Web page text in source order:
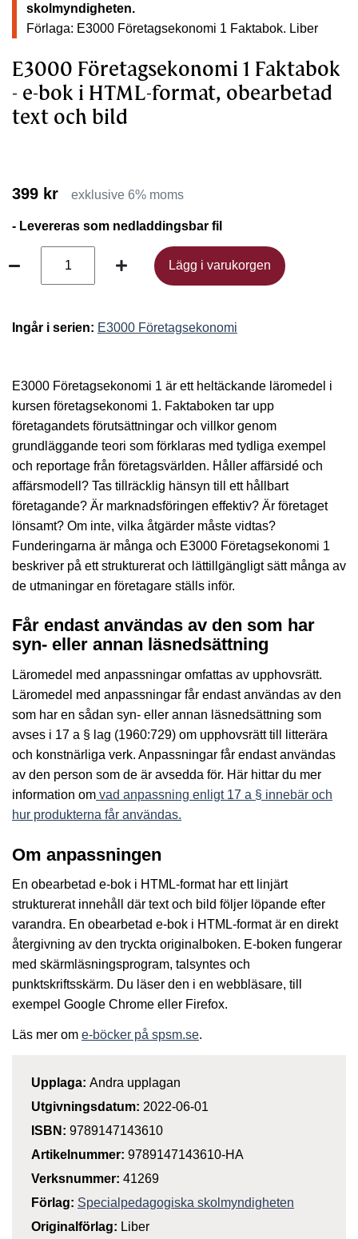
skolmyndigheten.
Förlaga: E3000 Företagsekonomi 1 Faktabok. Liber
E3000 Företagsekonomi 1 Faktabok
- e-bok i HTML-format, obearbetad
text och bild
399 kr exklusive 6% moms
- Levereras som nedladdingsbar fil
Lägg i varukorgen
Lägg i varukorgen
Ingår i serien: E3000 Företagsekonomi
E3000 Företagsekonomi 1 är ett heltäckande läromedel i
kursen företagsekonomi 1. Faktaboken tar upp
företagandets förutsättningar och villkor genom
grundläggande teori som förklaras med tydliga exempel
och reportage från företagsvärlden. Håller affärsidé och
affärsmodell? Tas tillräcklig hänsyn till ett hållbart
företagande? Är marknadsföringen effektiv? Är företaget
lönsamt? Om inte, vilka åtgärder måste vidtas?
Funderingarna är många och E3000 Företagsekonomi 1
beskriver på ett strukturerat och lättillgängligt sätt många av
de utmaningar en företagare ställs inför.
Får endast användas av den som har
syn- eller annan läsnedsättning
Läromedel med anpassningar omfattas av upphovsrätt.
Läromedel med anpassningar får endast användas av den
som har en sådan syn- eller annan läsnedsättning som
avses i 17 a § lag (1960:729) om upphovsrätt till litterära
och konstnärliga verk. Anpassningar får endast användas
av den person som de är avsedda för. Här hittar du mer
information om vad anpassning enligt 17 a § innebär och
hur produkterna får användas.
Om anpassningen
En obearbetad e-bok i HTML-format har ett linjärt
strukturerat innehåll där text och bild följer löpande efter
varandra. En obearbetad e-bok i HTML-format är en direkt
återgivning av den tryckta originalboken. E-boken fungerar
med skärmläsningsprogram, talsyntes och
punktskriftsskärm. Du läser den i en webbläsare, till
exempel Google Chrome eller Firefox.
Läs mer om e-böcker på spsm.se.
Upplaga: Andra upplagan
Utgivningsdatum: 2022-06-01
ISBN: 9789147143610
Artikelnummer: 9789147143610-HA
Verksnummer: 41269
Förlag: Specialpedagogiska skolmyndigheten
Originalförlag: Liber